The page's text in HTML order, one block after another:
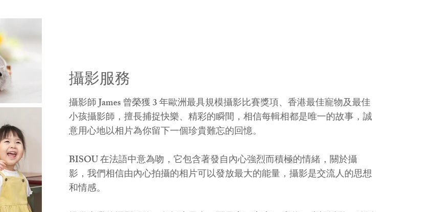
攝影服務
攝影師 James 曾榮獲 3 年歐洲最具規模攝影比賽獎項、香港最佳寵物及最佳
小孩攝影師，擅長捕捉快樂、精彩的瞬間，相信每輯相都是唯一的故事，誠
意用心地以相片為你留下一個珍貴難忘的回憶。
BISOU 在法語中意為吻，它包含著發自內心強烈而積極的情緒，關於攝
影，我們相信由內心拍攝的相片可以發放最大的能量，攝影是交流人的思想
和情感。